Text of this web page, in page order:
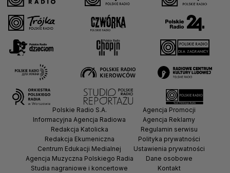
Polskie Radio S.A.
Informacyjna Agencja Radiowa
Redakcja Katolicka
Redakcja Ekumeniczna
Centrum Edukacji Medialnej
Agencja Muzyczna Polskiego Radia
Studia nagraniowe i koncertowe
Agencja Promocji
Agencja Reklamy
Regulamin serwisu
Polityka prywatności
Ustawienia prywatności
Dane osobowe
Kontakt